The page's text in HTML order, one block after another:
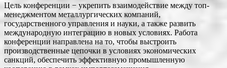
Цель конференции − укрепить взаимодействие между топ-
менеджментом металлургических компаний,
государственного управления и науки, а также развить
международную интеграцию в новых условиях. Работа
конференции направлена на то, чтобы выстроить
производственные цепочки в условиях экономических
санкций, обеспечить эффективную промышленную